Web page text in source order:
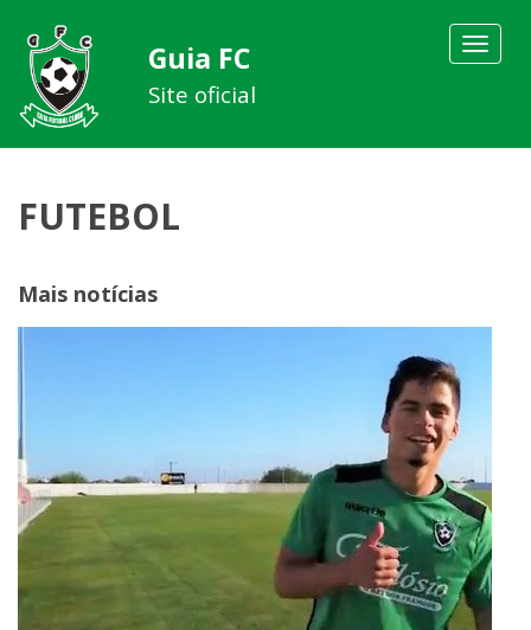
Toggle
Guia FC
Site oficial
FUTEBOL
Mais notícias